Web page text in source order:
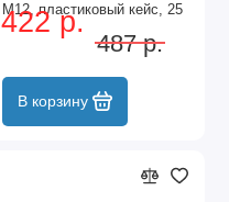
М12, пластиковый кейс, 25
шт. Denzel
422 р.
487 р.
В корзину